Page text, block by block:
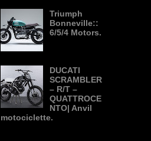
Triumph
Bonneville::
6/5/4 Motors.
DUCATI
SCRAMBLER
– R/T –
QUATTROCE
NTO| Anvil
motociclette.